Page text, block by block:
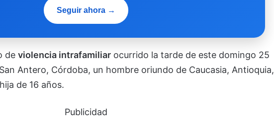
Seguir ahora →
de violencia intrafamiliar ocurrido la tarde de este domingo 25
Antero, Córdoba, un hombre oriundo de Caucasia, Antioquia,
de 16 años.
Publicidad